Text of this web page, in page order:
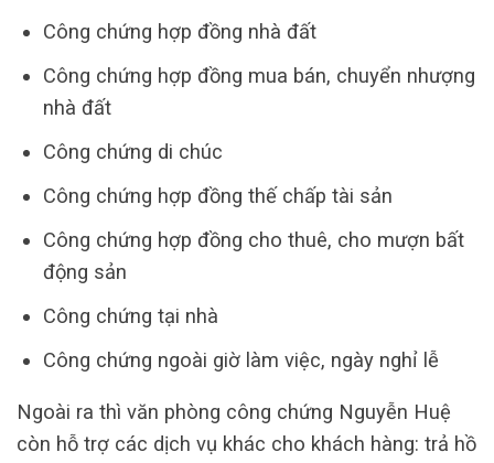
Công chứng hợp đồng nhà đất
Công chứng hợp đồng mua bán, chuyển nhượng
nhà đất
Công chứng di chúc
Công chứng hợp đồng thế chấp tài sản
Công chứng hợp đồng cho thuê, cho mượn bất
động sản
Công chứng tại nhà
Công chứng ngoài giờ làm việc, ngày nghỉ lễ
Ngoài ra thì văn phòng công chứng Nguyễn Huệ
còn hỗ trợ các dịch vụ khác cho khách hàng: trả hồ